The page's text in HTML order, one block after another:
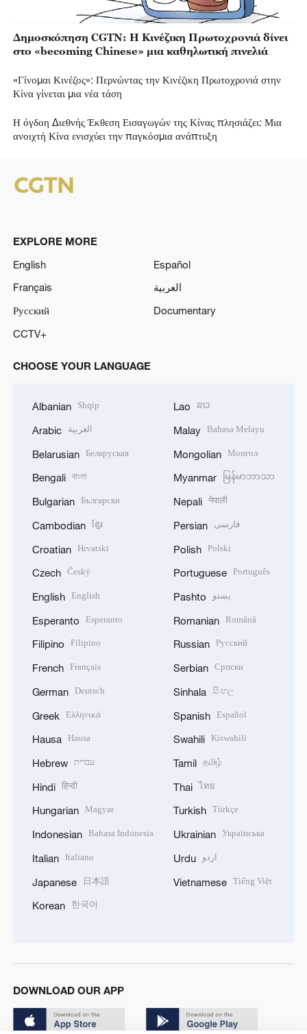
Δημοσκόπηση CGTN: Η Κινέζικη Πρωτοχρονιά δίνει
στο «becoming Chinese» μια καθηλωτική πινελιά
«Γίνομαι Κινέζος»: Περνώντας την Κινέζικη Πρωτοχρονιά στην
Κίνα γίνεται μια νέα τάση
Η όγδοη Διεθνής Έκθεση Εισαγωγών της Κίνας πλησιάζει: Μια
ανοιχτή Κίνα ενισχύει την παγκόσμια ανάπτυξη
EXPLORE MORE
English
Español
Français
العربية
Русский
Documentary
CCTV+
CHOOSE YOUR LANGUAGE
Albanian Shqip
Arabic العربية
Belarusian Беларуская
Bengali বাংলা
Bulgarian Български
Cambodian ខ្មែរ
Croatian Hrvatski
Czech Český
English English
Esperanto Esperanto
Filipino Filipino
French Français
German Deutsch
Greek Ελληνικά
Hausa Hausa
Hebrew עברית
Hindi हिन्दी
Hungarian Magyar
Indonesian Bahasa Indonesia
Italian Italiano
Japanese 日本語
Korean 한국어
Lao ລາວ
Malay Bahasa Melayu
Mongolian Монгол
Myanmar မြန်မာဘာသာ
Nepali नेपाली
Persian فارسی
Polish Polski
Portuguese Português
Pashto پښتو
Romanian Română
Russian Русский
Serbian Српски
Sinhala සිංහල
Spanish Español
Swahili Kiswahili
Tamil தமிழ்
Thai ไทย
Turkish Türkçe
Ukrainian Українська
Urdu اردو
Vietnamese Tiếng Việt
DOWNLOAD OUR APP